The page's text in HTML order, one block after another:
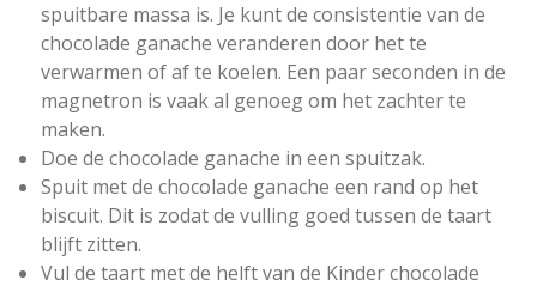
spuitbare massa is. Je kunt de consistentie van de
chocolade ganache veranderen door het te
verwarmen of af te koelen. Een paar seconden in de
magnetron is vaak al genoeg om het zachter te
maken.
Doe de chocolade ganache in een spuitzak.
Spuit met de chocolade ganache een rand op het
biscuit. Dit is zodat de vulling goed tussen de taart
blijft zitten.
Vul de taart met de helft van de Kinder chocolade